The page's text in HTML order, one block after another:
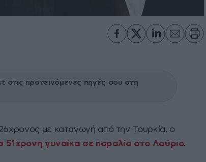
στις προτεινόμενες πηγές σου στη
με καταγωγή από την Τουρκία, ο
51χρονη γυναίκα σε παραλία στο Λαύριο.